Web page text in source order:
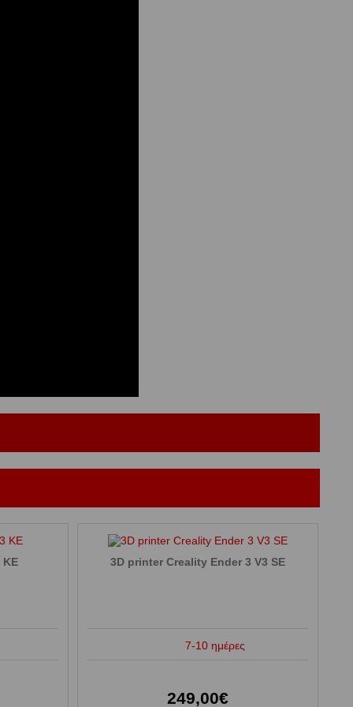
KE 3D printer Creality Ender 3 V3 SE
7-10 ημέρες
249,00€